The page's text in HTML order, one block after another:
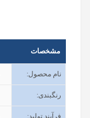
مشخصات
نام محصول:
رنگبندی:
فرآیند تولید: